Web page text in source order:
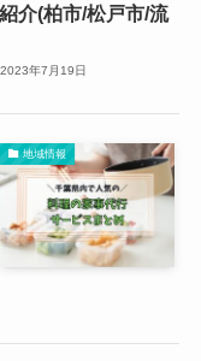
介(柏市/松戸市/流
2023年7月19日
地域情報